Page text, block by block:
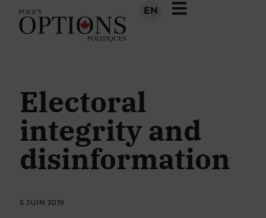
EN
Electoral
integrity and
disinformation
5 JUIN 2019